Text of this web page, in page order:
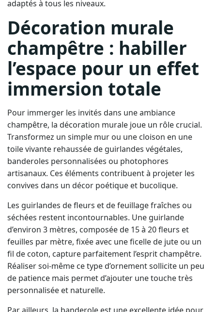
Décoration murale
champêtre : habiller
l’espace pour un effet
immersion totale
champêtre, la décoration murale joue un rôle crucial.
Transformez un simple mur ou une cloison en une
toile vivante rehaussée de guirlandes végétales,
banderoles personnalisées ou photophores
artisanaux. Ces éléments contribuent à projeter les
convives dans un décor poétique et bucolique.
séchées restent incontournables. Une guirlande
d’environ 3 mètres, composée de 15 à 20 fleurs et
feuilles par mètre, fixée avec une ficelle de jute ou un
fil de coton, capture parfaitement l’esprit champêtre.
Réaliser soi-même ce type d’ornement sollicite un peu
de patience mais permet d’ajouter une touche très
personnalisée et naturelle.